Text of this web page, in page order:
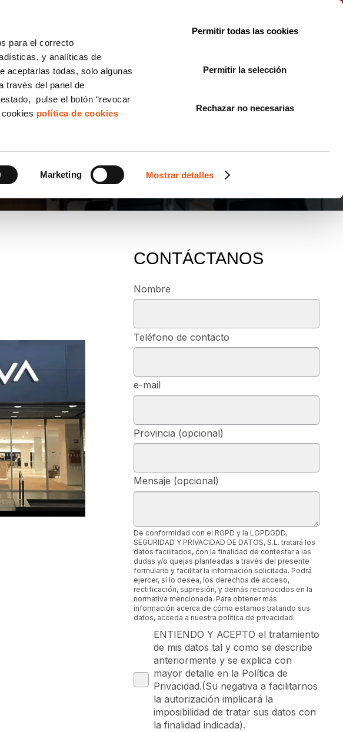
para el correcto
y analíticas de
aceptarlas todas, solo algunas
través del panel de
pulse el botón “revocar
política de cookies
Marketing Mostrar detalles
Permitir todas las cookies
Permitir la selección
Rechazar no necesarias
DENUNCIAS
CONTÁCTANOS
Nombre
Teléfono de contacto
e-mail
Provincia (opcional)
Mensaje (opcional)
De conformidad con el RGPD y la LOPDGDD,
SEGURIDAD Y PRIVACIDAD DE DATOS, S.L. tratará los
datos facilitados, con la finalidad de contestar a las
dudas y/o quejas planteadas a través del presente
formulario y facilitar la información solicitada. Podrá
ejercer, si lo desea, los derechos de acceso,
rectificación, supresión, y demás reconocidos en la
normativa mencionada. Para obtener más
información acerca de cómo estamos tratando sus
datos, acceda a nuestra política de privacidad.
ENTIENDO Y ACEPTO el tratamiento
de mis datos tal y como se describe
anteriormente y se explica con
mayor detalle en la Política de
Privacidad.(Su negativa a facilitarnos
la autorización implicará la
imposibilidad de tratar sus datos con
la finalidad indicada).